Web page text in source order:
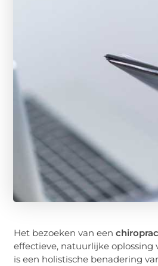
Het bezoeken van een
effectieve, natuurlijke
is een holistische benadering